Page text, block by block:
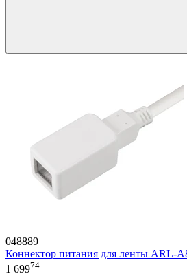
048889
Коннектор питания для ленты ARL-
1 69974